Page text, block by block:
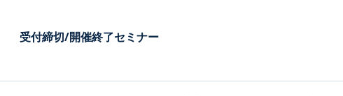
受付締切/開催終了セミナー